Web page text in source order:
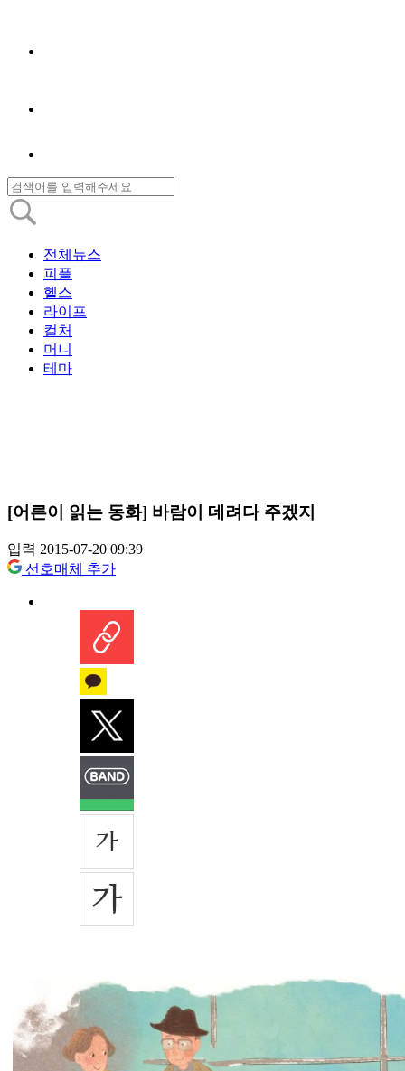
전체뉴스
피플
헬스
라이프
컬처
머니
테마
[어른이 읽는 동화] 바람이 데려다 주겠지
입력 2015-07-20 09:39
선호매체 추가